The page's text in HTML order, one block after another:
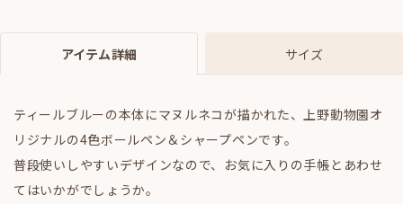
アイテム詳細 サイズ
ティールブルーの本体にマヌルネコが描かれた、上野動物園オ
リジナルの4色ボールペン＆シャープペンです。
普段使いしやすいデザインなので、お気に入りの手帳とあわせ
てはいかがでしょうか。